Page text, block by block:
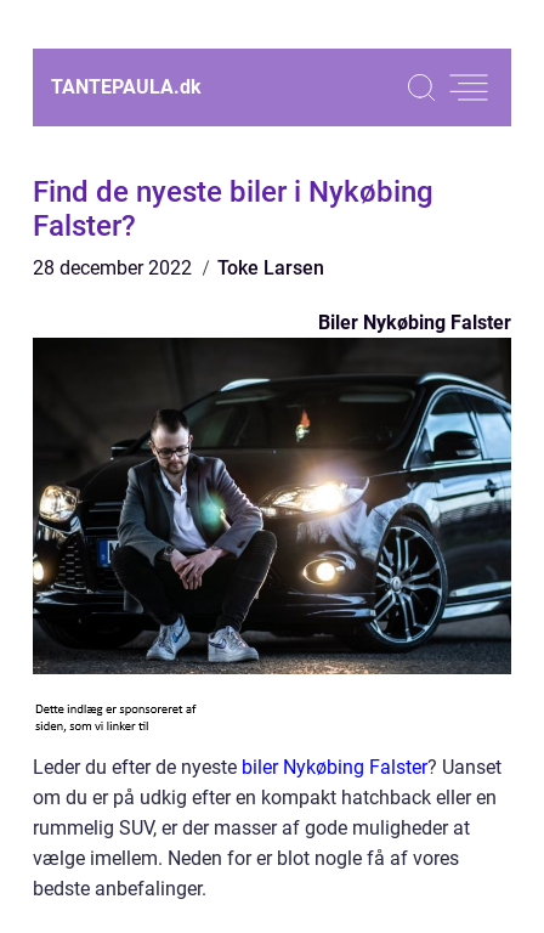
TANTEPAULA.dk
Find de nyeste biler i Nykøbing
Falster?
28 december 2022 Toke Larsen
Biler Nykøbing Falster
Leder du efter de nyeste biler Nykøbing Falster? Uanset
om du er på udkig efter en kompakt hatchback eller en
rummelig SUV, er der masser af gode muligheder at
vælge imellem. Neden for er blot nogle få af vores
bedste anbefalinger.